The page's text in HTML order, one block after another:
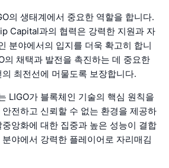
의 생태계에서 중요한 역할을 합니다.
Capital과의 협력은 강력한 지원과 자
분야에서의 입지를 더욱 확고히 합니
의 채택과 발전을 촉진하는 데 중요한
최전선에 머물도록 보장합니다.
LIGO가 블록체인 기술의 핵심 원칙을
전하고 신뢰할 수 없는 환경을 제공하
앙화에 대한 집중과 높은 성능이 결합
야에서 강력한 플레이어로 자리매김